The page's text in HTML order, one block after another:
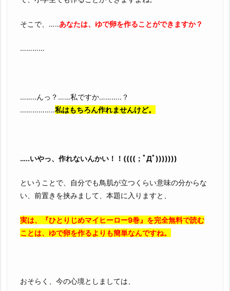
そこで、…..あなたは、ゆで卵を作ることができますか？
…………
……..んっ？……私ですか………..？
……………..私はもちろん作れませんけど。
…..いやっ、作れないんかい！！((((；ﾟДﾟ)))))))
ということで、自分でも鳥肌が立つくらい意味の分からな
い、前置きを挟みまして、本題に入りますと、
実は、『ひとりじめマイヒーロー9巻』を完全無料で読む
ことは、ゆで卵を作るよりも簡単なんですね。
おそらく、今の心境としましては、